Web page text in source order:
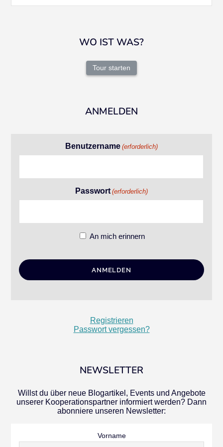
WO IST WAS?
Tour starten
ANMELDEN
Benutzername (erforderlich)
Passwort (erforderlich)
An mich erinnern
Registrieren
Passwort vergessen?
NEWSLETTER
Willst du über neue Blogartikel, Events und Angebote
unserer Kooperationspartner informiert werden? Dann
abonniere unseren Newsletter:
Vorname